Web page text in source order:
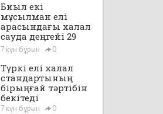
Биыл екі
мұсылман елі
арасындағы халал
сауда деңгейі 29
млрд доллардан
асады
7 күн бұрын 0
Түркі елі халал
стандартының
бірыңғай тәртібін
бекітеді
7 күн бұрын 0